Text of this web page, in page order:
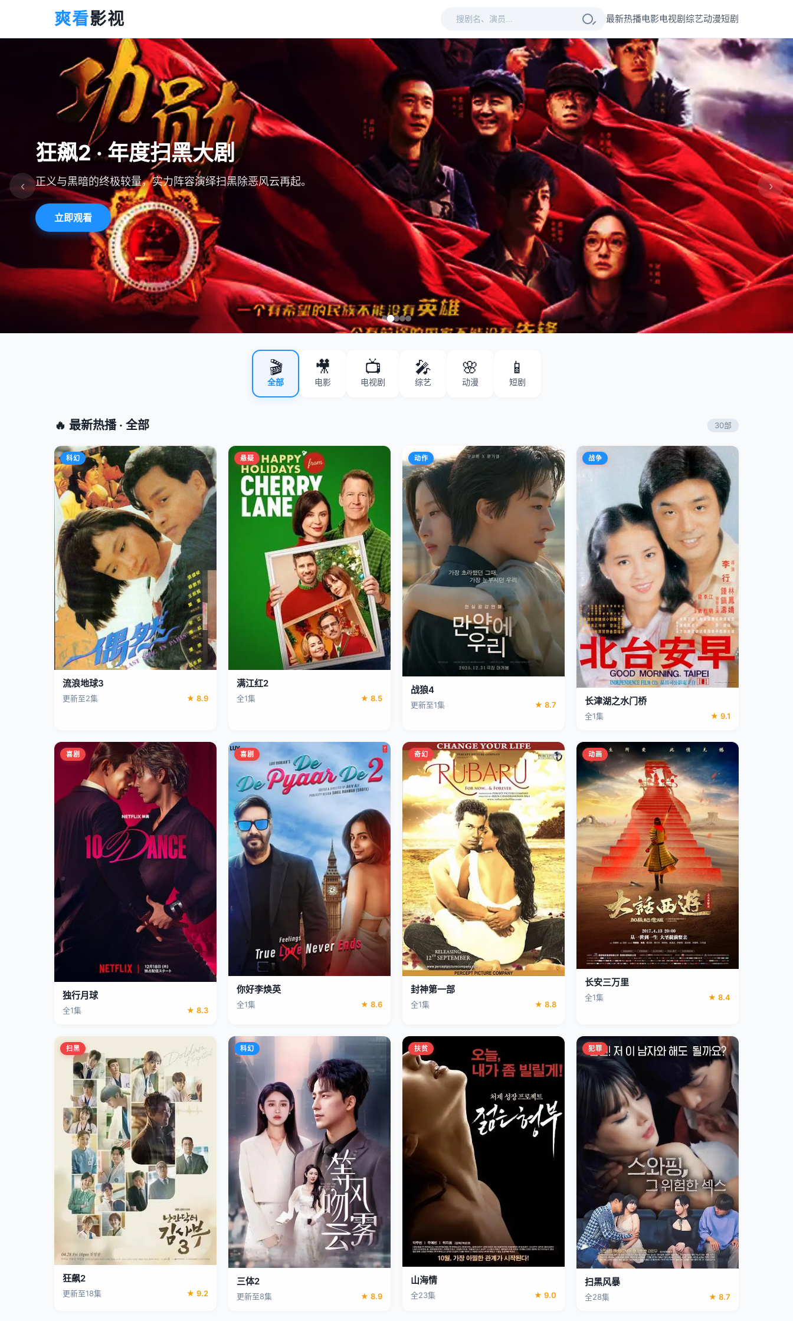
爽看影视 最新热播电影电视剧综艺动漫短剧
狂飙2 · 年度扫黑大剧
正义与黑暗的终极较量，实力阵容演绎扫黑除恶风云再起。
立即观看
‹ ›
🎬
全部
🎥
电影
📺
电视剧
🎤
综艺
🌸
动漫
📱
短剧
🔥 最新热播 · 全部 30部
科幻
流浪地球3
更新至2集 ★ 8.9
悬疑
满江红2
全1集 ★ 8.5
动作
战狼4
更新至1集 ★ 8.7
战争
长津湖之水门桥
全1集 ★ 9.1
喜剧
独行月球
全1集 ★ 8.3
喜剧
你好李焕英
全1集 ★ 8.6
奇幻
封神第一部
全1集 ★ 8.8
动画
长安三万里
全1集 ★ 8.4
扫黑
狂飙2
更新至18集 ★ 9.2
科幻
三体2
更新至8集 ★ 8.9
扶贫
山海情
全23集 ★ 9.0
犯罪
扫黑风暴
全28集 ★ 8.7